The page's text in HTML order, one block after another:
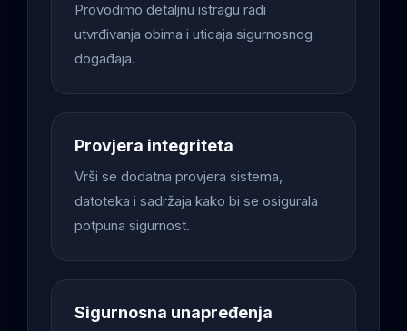
Provodimo detaljnu istragu radi
utvrđivanja obima i uticaja sigurnosnog
događaja.
Provjera integriteta
Vrši se dodatna provjera sistema,
datoteka i sadržaja kako bi se osigurala
potpuna sigurnost.
Sigurnosna unapređenja